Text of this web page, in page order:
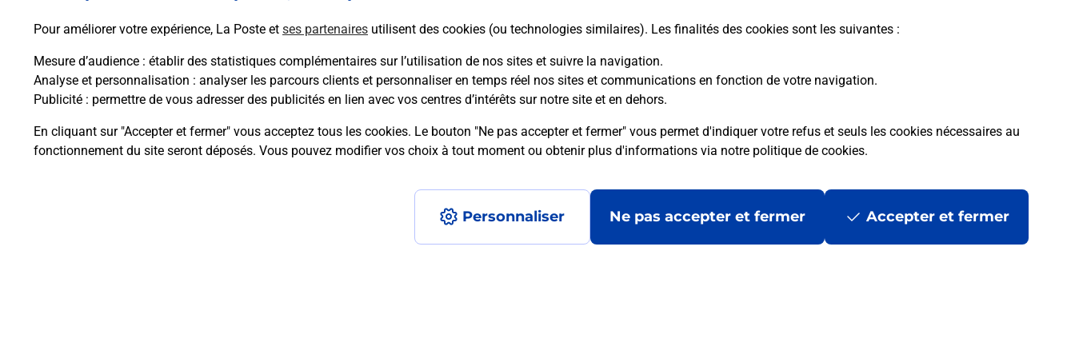
Pour améliorer votre expérience, La Poste et ses partenaires utilisent des cookies (ou technologies similaires). Les finalités des cookies sont les suivantes :
Mesure d’audience : établir des statistiques complémentaires sur l’utilisation de nos sites et suivre la navigation.
Analyse et personnalisation : analyser les parcours clients et personnaliser en temps réel nos sites et communications en fonction de votre navigation.
Publicité : permettre de vous adresser des publicités en lien avec vos centres d’intérêts sur notre site et en dehors.
En cliquant sur "Accepter et fermer" vous acceptez tous les cookies. Le bouton "Ne pas accepter et fermer" vous permet d'indiquer votre refus et seuls les cookies nécessaires au
fonctionnement du site seront déposés. Vous pouvez modifier vos choix à tout moment ou obtenir plus d'informations via notre politique de cookies.
Personnaliser Ne pas accepter et fermer Accepter et fermer
En savoir plus
Questions fréquemment posées
Comment retourner un colis acheté en ligne depuis votre boîte aux lettres ?